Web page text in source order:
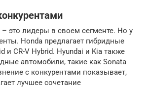
это лидеры в своем сегменте. Но у
Honda предлагает гибридные
и CR-V Hybrid. Hyundai и Kia также
автомобили, такие как Sonata
с конкурентами показывает,
лучшее сочетание